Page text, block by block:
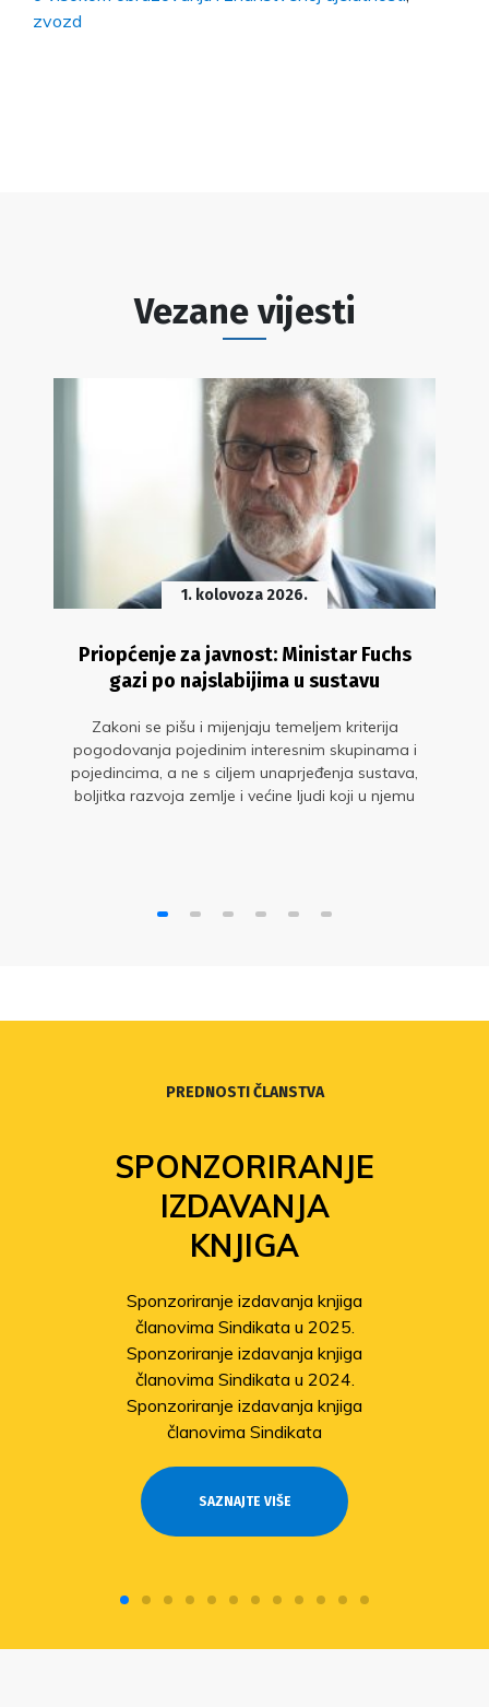
zvozd
Vezane vijesti
1. kolovoza 2026.
Priopćenje za javnost: Ministar Fuchs
gazi po najslabijima u sustavu
Zakoni se pišu i mijenjaju temeljem kriterija
pogodovanja pojedinim interesnim skupinama i
pojedincima, a ne s ciljem unaprjeđenja sustava,
boljitka razvoja zemlje i većine ljudi koji u njemu
PREDNOSTI ČLANSTVA
SPONZORIRANJE
IZDAVANJA
KNJIGA
Sponzoriranje izdavanja knjiga
članovima Sindikata u 2025.
Sponzoriranje izdavanja knjiga
članovima Sindikata u 2024.
Sponzoriranje izdavanja knjiga
članovima Sindikata
SAZNAJTE VIŠE